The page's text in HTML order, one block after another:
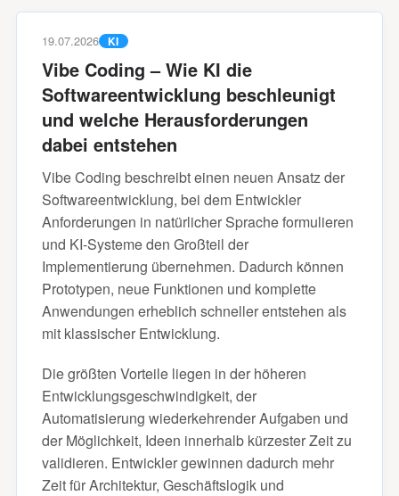
Support
Kontakt
19.07.2026 KI
Vibe Coding – Wie KI die
Softwareentwicklung beschleunigt
und welche Herausforderungen
dabei entstehen
Vibe Coding beschreibt einen neuen Ansatz der
Softwareentwicklung, bei dem Entwickler
Anforderungen in natürlicher Sprache formulieren
und KI-Systeme den Großteil der
Implementierung übernehmen. Dadurch können
Prototypen, neue Funktionen und komplette
Anwendungen erheblich schneller entstehen als
mit klassischer Entwicklung.
Die größten Vorteile liegen in der höheren
Entwicklungsgeschwindigkeit, der
Automatisierung wiederkehrender Aufgaben und
der Möglichkeit, Ideen innerhalb kürzester Zeit zu
validieren. Entwickler gewinnen dadurch mehr
Zeit für Architektur, Geschäftslogik und